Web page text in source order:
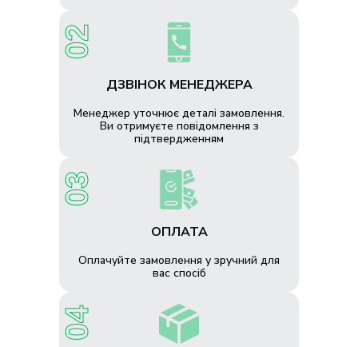
ДЗВІНОК МЕНЕДЖЕРА
Менеджер уточнює деталі замовлення.
Ви отримуєте повідомлення з
підтвердженням
ОПЛАТА
Оплачуйте замовлення у зручний для
вас спосіб